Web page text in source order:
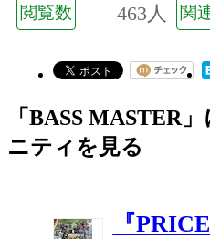
閲覧数 463人 関
「BASS MASTER
ニティを見る
『